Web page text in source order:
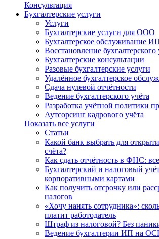
Консультация
Бухгалтерские услуги
Услуги
Бухгалтерские услуги для ООО
Бухгалтерское обслуживание
Восстановление бухгалтерского
Бухгалтерские консультации
Разовые бухгалтерские услуги
Удалённое бухгалтерское
Сдача нулевой отчётности
Ведение бухгалтерского учёта
Разработка учётной политики
Аутсорсинг кадрового учёта
Показать все услуги
Статьи
Какой банк выбрать для
счёта?
Как сдать отчётность в ФНС:
Бухгалтерский и налоговый
корпоративными картами
Как получить отсрочку или
налогов
«Хочу нанять сотрудника»:
платит работодатель
Штраф из налоговой? Без
Ведение бухгалтерии ИП на